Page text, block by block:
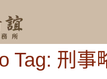
Tag: 刑事